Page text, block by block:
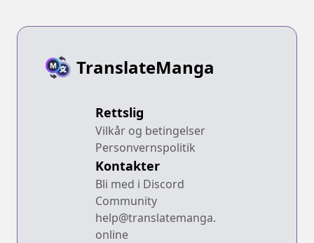
TranslateManga
Rettslig
Vilkår og betingelser
Personvernspolitik
Kontakter
Bli med i Discord
Community
help@translatemanga.
online